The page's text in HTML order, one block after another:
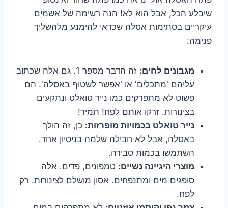
שיבלע הכל, אבל הוא לא! הנה רשימה של אשמים
עיקריים בסתימות אסלה שכדאי להימנע מלהשליך
פנימה:
מגבונים לחים:
זה הדבר מספר 1. גם אלה שכתוב
עליהם 'מתכלים' או 'אפשר לשטוף באסלה'. הם
פשוט לא מתפרקים כמו נייר טואלט ונתקעים
בצינורות. זרקו אותם לפח! תמיד!
נייר טואלט בכמויות מופרזות: כן, זה הולך
באסלה, אבל לא חבילה שלמה בניסיון אחד.
השתמשו בכמות סבירה.
מוצרי היגיינה נשיים: טמפונים, פדים. אלה
סופגים מים ומתנפחים. אסון מושלם לצינורות. רק
לפח.